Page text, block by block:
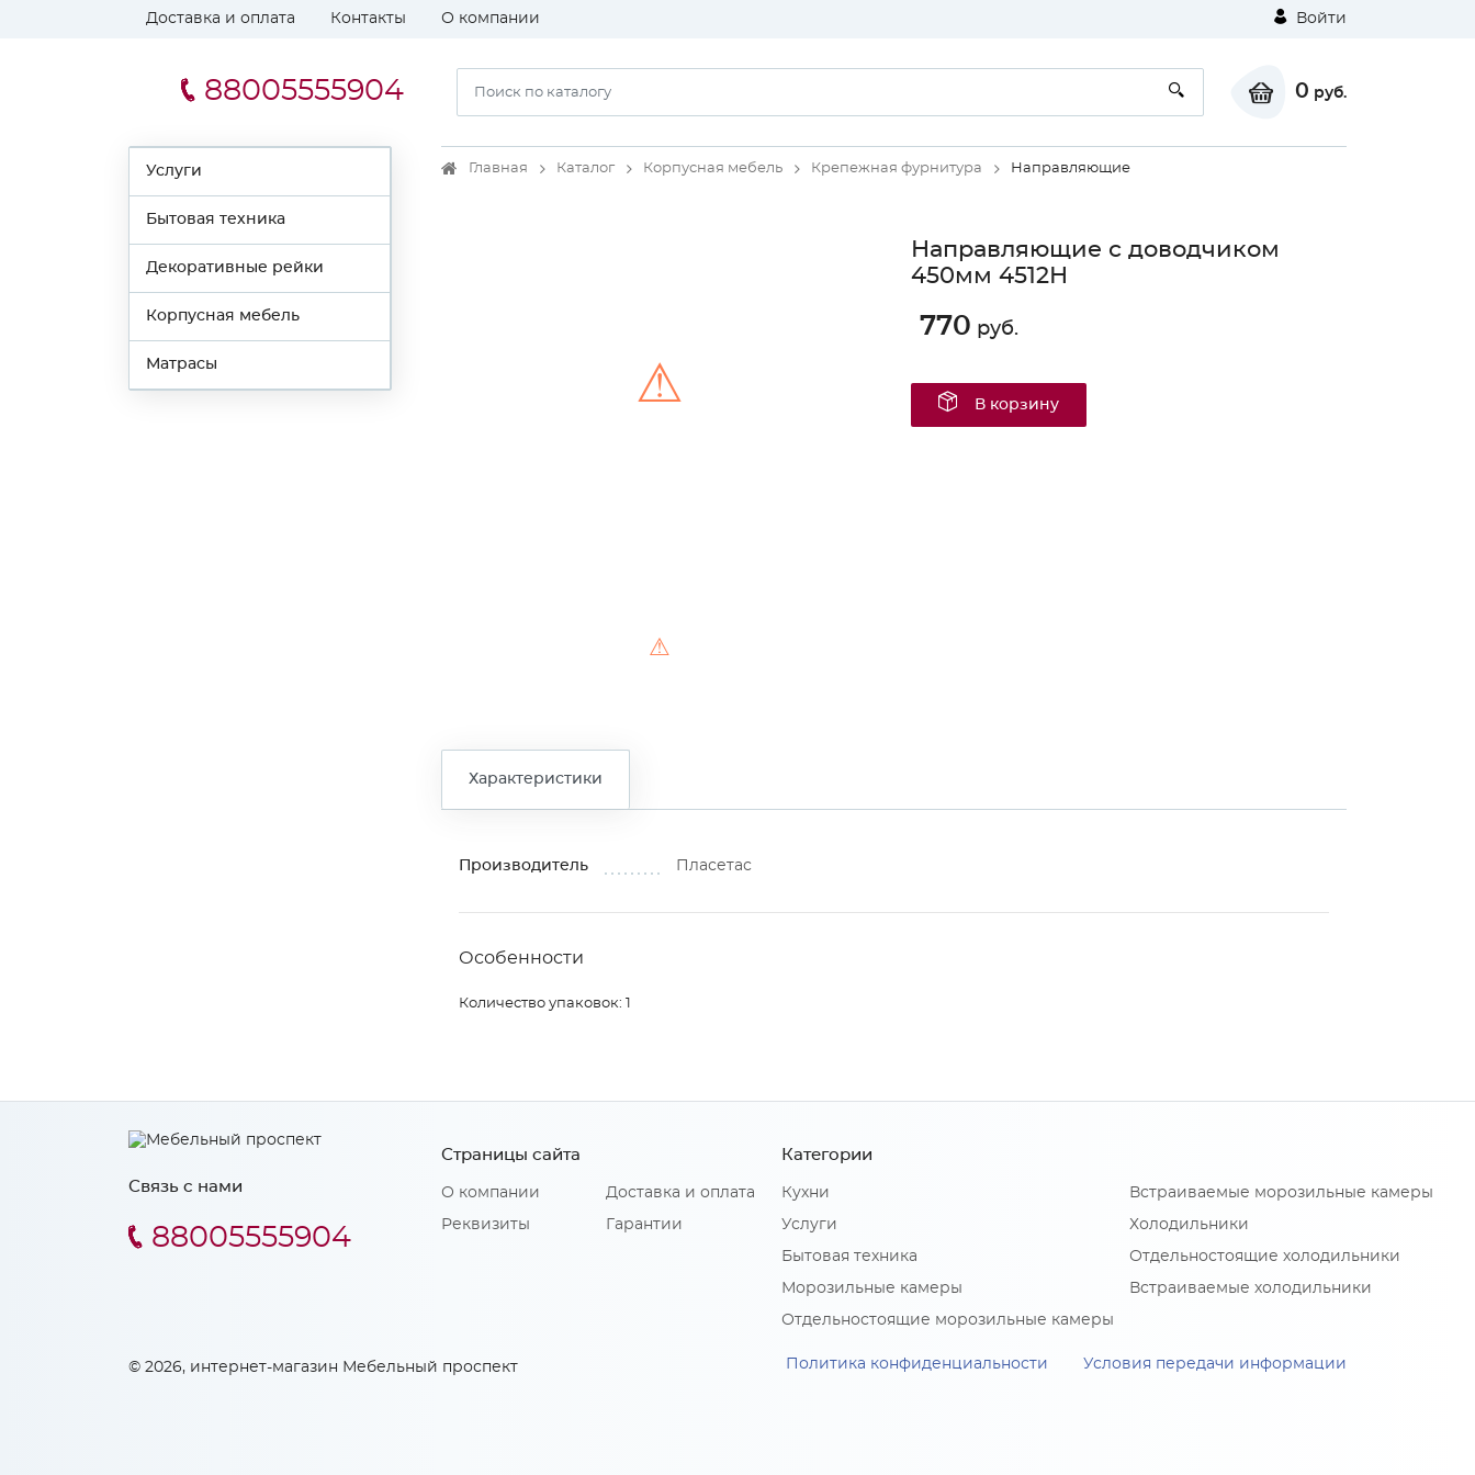
Доставка и оплата Контакты О компании Войти
88005555904 0 руб.
Услуги
Бытовая техника
Декоративные рейки
Корпусная мебель
Матрасы
Главная Каталог Корпусная мебель Крепежная фурнитура Направляющие
⚠
⚠
Направляющие с доводчиком
450мм 4512Н
770 руб.
В корзину
Характеристики
Производитель Пласетас
Особенности
Количество упаковок: 1
Связь с нами
88005555904
Страницы сайта
О компании
Реквизиты
Доставка и оплата
Гарантии
Категории
Кухни
Услуги
Бытовая техника
Морозильные камеры
Отдельностоящие морозильные камеры
Встраиваемые морозильные камеры
Холодильники
Отдельностоящие холодильники
Встраиваемые холодильники
© 2026, интернет-магазин Мебельный проспект Политика конфиденциальности Условия передачи информации